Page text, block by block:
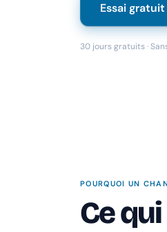
Essai
30 jours gratuits ·
POURQUOI UN
Ce